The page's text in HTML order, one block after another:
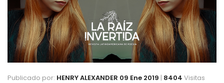
Publicado por: HENRY ALEXANDER 09 Ene 2019 | 8404 Visitas